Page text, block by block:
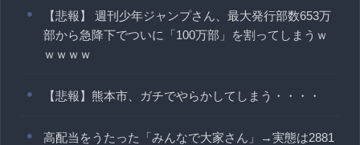
【悲報】 週刊少年ジャンプさん、最大発行部数653万
部から急降下でついに「100万部」を割ってしまうｗ
ｗｗｗｗ
【悲報】熊本市、ガチでやらかしてしまう・・・・
高配当をうたった「みんなで大家さん」→実態は2881